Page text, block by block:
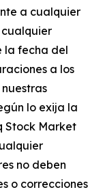
a cualquier
la fecha del
a los
lo exija la
Stock Market
no deben
o correcciones